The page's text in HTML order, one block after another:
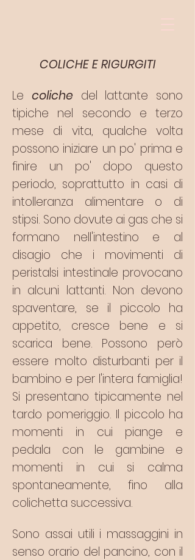
COLICHE E RIGURGITI
Le coliche del lattante sono
tipiche nel secondo e terzo
mese di vita, qualche volta
possono iniziare un po' prima e
finire un po' dopo questo
periodo, soprattutto in casi di
intolleranza alimentare o di
stipsi. Sono dovute ai gas che si
formano nell'intestino e al
disagio che i movimenti di
peristalsi intestinale provocano
in alcuni lattanti. Non devono
spaventare, se il piccolo ha
appetito, cresce bene e si
scarica bene. Possono però
essere molto disturbanti per il
bambino e per l'intera famiglia!
Si presentano tipicamente nel
tardo pomeriggio. Il piccolo ha
momenti in cui piange e
pedala con le gambine e
momenti in cui si calma
spontaneamente, fino alla
colichetta successiva.
Sono assai utili i massaggini in
senso orario del pancino, con il